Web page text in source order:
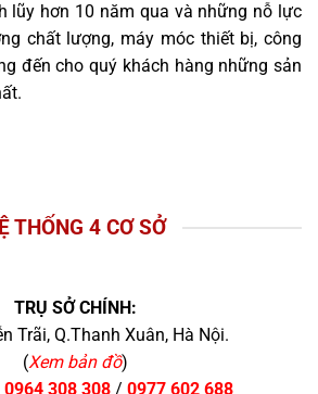
lũy hơn 10 năm qua và những nỗ lực
chất lượng, máy móc thiết bị, công
đến cho quý khách hàng những sản
THỐNG 4 CƠ SỞ
TRỤ SỞ CHÍNH:
Trãi, Q.Thanh Xuân, Hà Nội.
(Xem bản đồ)
0964 308 308/ 0977 602 688